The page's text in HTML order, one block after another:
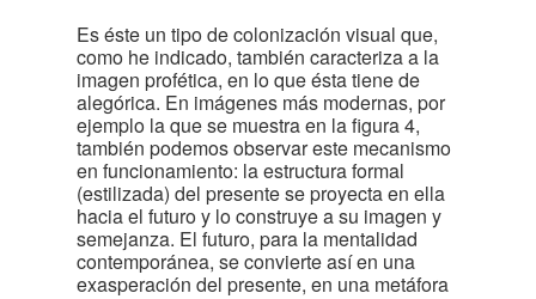
Es éste un tipo de colonización visual que,
como he indicado, también caracteriza a la
imagen profética, en lo que ésta tiene de
alegórica. En imágenes más modernas, por
ejemplo la que se muestra en la figura 4,
también podemos observar este mecanismo
en funcionamiento: la estructura formal
(estilizada) del presente se proyecta en ella
hacia el futuro y lo construye a su imagen y
semejanza. El futuro, para la mentalidad
contemporánea, se convierte así en una
exasperación del presente, en una metáfora